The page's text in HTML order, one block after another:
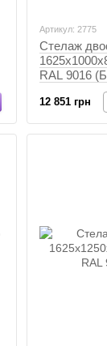
Артикул: 2775
Стелаж
RAL 9016
12 851 грн